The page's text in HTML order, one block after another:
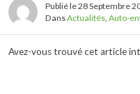
Publié le 28 Septembre
DansActualités, Auto-
Avez-vous trouvé cet article